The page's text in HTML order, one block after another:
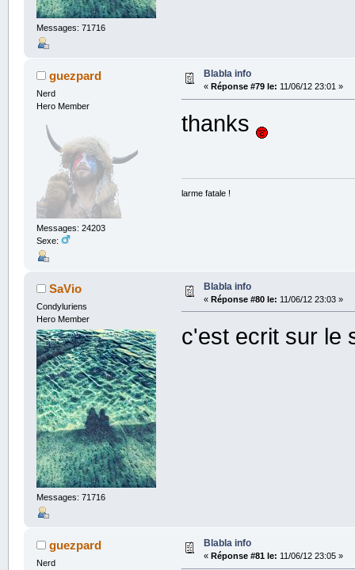
Messages: 71716
guezpard
Nerd
Hero Member
Messages: 24203
Sexe:
Blabla info
« Réponse #79 le: 11/06/12 23:01 »
thanks
larme fatale !
SaVio
Condyluriens
Hero Member
Messages: 71716
Blabla info
« Réponse #80 le: 11/06/12 23:03 »
c'est ecrit sur le
guezpard
Nerd
Blabla info
« Réponse #81 le: 11/06/12 23:05 »